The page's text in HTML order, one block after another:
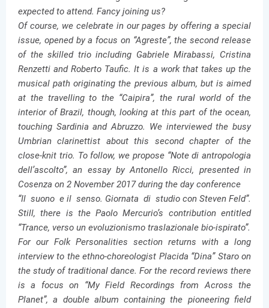
expected to attend. Fancy joining us?
Of course, we celebrate in our pages by offering a special
issue, opened by a focus on “Agreste”, the second release
of the skilled trio including Gabriele Mirabassi, Cristina
Renzetti and Roberto Taufic. It is a work that takes up the
musical path originating the previous album, but is aimed
at the travelling to the “Caipira”, the rural world of the
interior of Brazil, though, looking at this part of the ocean,
touching Sardinia and Abruzzo. We interviewed the busy
Umbrian clarinettist about this second chapter of the
close-knit trio. To follow, we propose “Note di antropologia
dell’ascolto”, an essay by Antonello Ricci, presented in
Cosenza on 2 November 2017 during the day conference
“Il suono e il senso. Giornata di studio con Steven Feld”.
Still, there is the Paolo Mercurio’s contribution entitled
“Trance, verso un evoluzionismo traslazionale bio-ispirato”.
For our Folk Personalities section returns with a long
interview to the ethno-choreologist Placida “Dina” Staro on
the study of traditional dance. For the record reviews there
is a focus on “My Field Recordings from Across the
Planet”, a double album containing the pioneering field